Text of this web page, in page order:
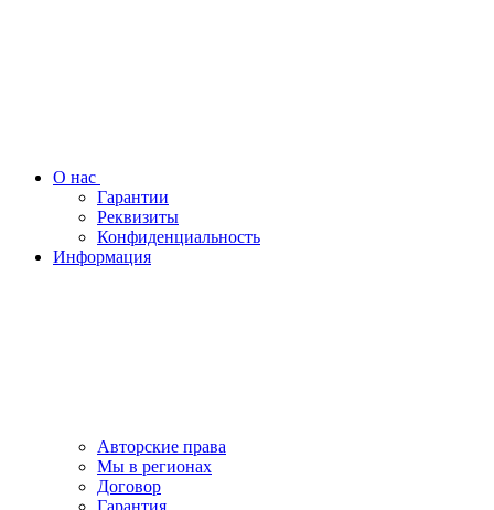
О нас
Гарантии
Реквизиты
Конфиденциальность
Информация
Авторские права
Мы в регионах
Договор
Гарантия